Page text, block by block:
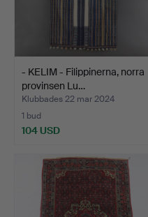
- KELIM - Filippinerna, norra
provinsen Lu…
Klubbades 22 mar 2024
1 bud
104 USD